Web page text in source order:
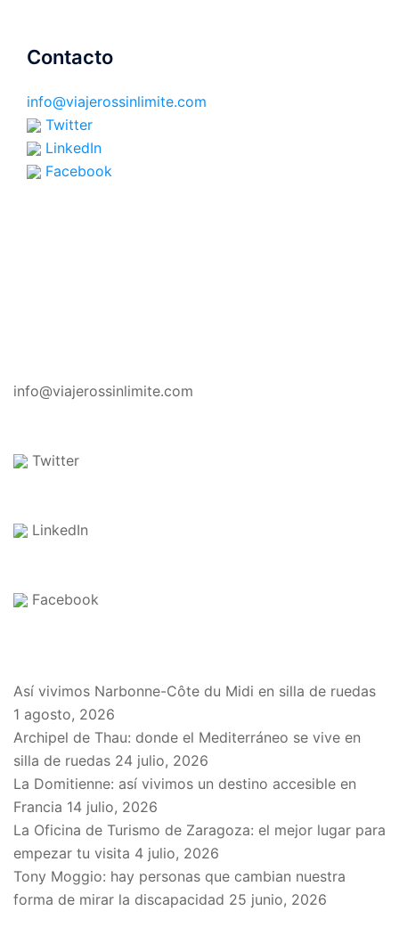
Contacto
info@viajerossinlimite.com
Twitter
LinkedIn
Facebook
info@viajerossinlimite.com
Twitter
LinkedIn
Facebook
Así vivimos Narbonne-Côte du Midi en silla de ruedas
1 agosto, 2026
Archipel de Thau: donde el Mediterráneo se vive en
silla de ruedas 24 julio, 2026
La Domitienne: así vivimos un destino accesible en
Francia 14 julio, 2026
La Oficina de Turismo de Zaragoza: el mejor lugar para
empezar tu visita 4 julio, 2026
Tony Moggio: hay personas que cambian nuestra
forma de mirar la discapacidad 25 junio, 2026